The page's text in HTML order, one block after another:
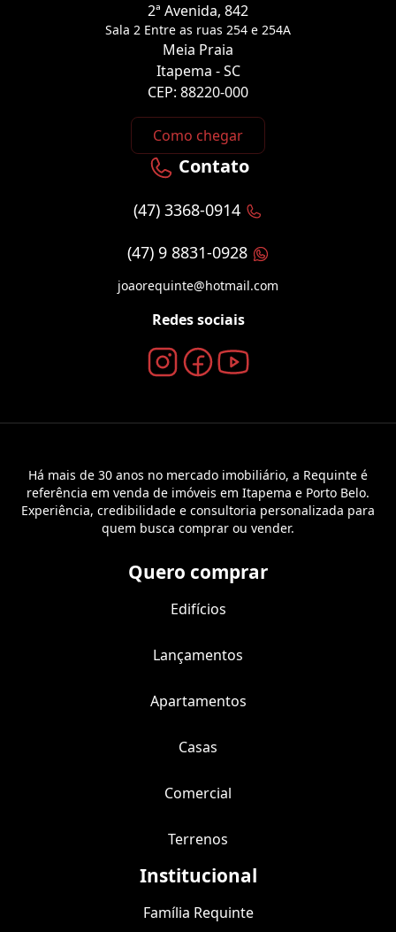
2ª Avenida, 842
Sala 2 Entre as ruas 254 e 254A
Meia Praia
Itapema - SC
CEP: 88220-000
Como chegar
Contato
(47) 3368-0914
(47) 9 8831-0928
joaorequinte@hotmail.com
Redes sociais
Há mais de 30 anos no mercado imobiliário, a Requinte é
referência em venda de imóveis em Itapema e Porto Belo.
Experiência, credibilidade e consultoria personalizada para
quem busca comprar ou vender.
Quero comprar
Edifícios
Lançamentos
Apartamentos
Casas
Comercial
Terrenos
Institucional
Família Requinte